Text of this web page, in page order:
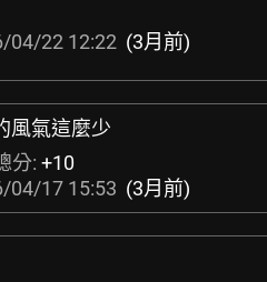
04/22 12:22 (3月前)
風氣這麼少
分: +10
04/17 15:53 (3月前)